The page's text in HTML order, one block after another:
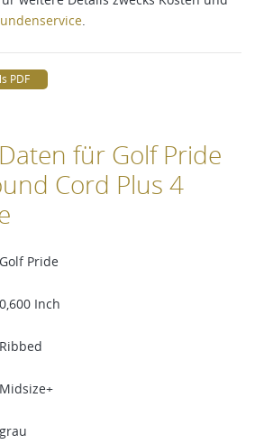
.
PDF
für Golf Pride
Cord Plus 4
Golf Pride
0,600 Inch
Ribbed
Midsize+
grau